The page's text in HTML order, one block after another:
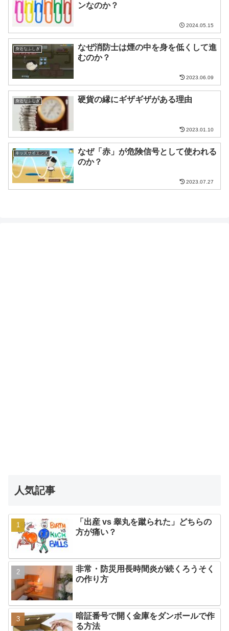
ンなのか？
2024.05.15
身近なふしぎ
なぜ消防士は煙の中を身を低くして進
むのか？
2023.06.09
身近なふしぎ 硬貨の縁にギザギザがある理由
2023.01.10
キッズサイエンス
なぜ「赤」が危険信号として使われる
のか？
2023.07.27
人気記事
「出産 vs 睾丸を蹴られた」どちらの
方が痛い？
非常・防災用長時間炎が続くろうそく
の作り方
暗証番号で開く金庫をダンボールで作
る方法